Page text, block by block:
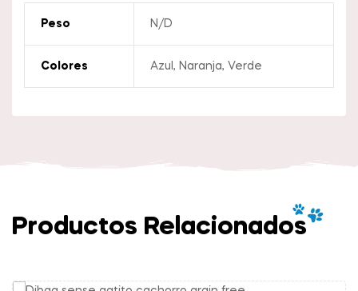
Peso N/D
Colores Azul, Naranja, Verde
Productos Relacionados